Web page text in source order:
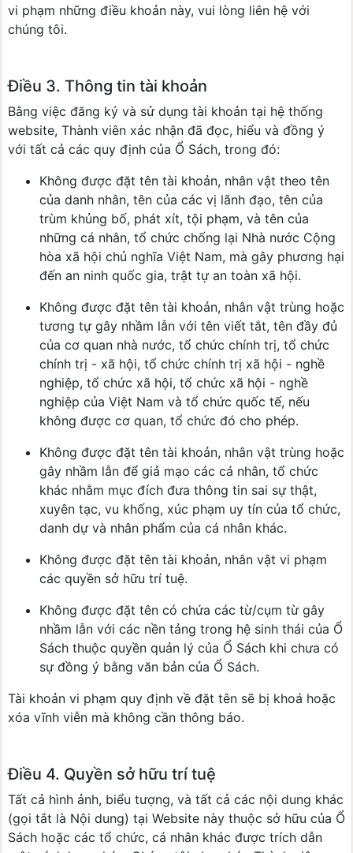
vi phạm những điều khoản này, vui lòng liên hệ với
chúng tôi.
Điều 3. Thông tin tài khoản
Bằng việc đăng ký và sử dụng tài khoản tại hệ thống
website, Thành viên xác nhận đã đọc, hiểu và đồng ý
với tất cả các quy định của Ổ Sách, trong đó:
Không được đặt tên tài khoản, nhân vật theo tên
của danh nhân, tên của các vị lãnh đạo, tên của
trùm khủng bố, phát xít, tội phạm, và tên của
những cá nhân, tổ chức chống lại Nhà nước Cộng
hòa xã hội chủ nghĩa Việt Nam, mà gây phương hại
đến an ninh quốc gia, trật tự an toàn xã hội.
Không được đặt tên tài khoản, nhân vật trùng hoặc
tương tự gây nhầm lẫn với tên viết tắt, tên đầy đủ
của cơ quan nhà nước, tổ chức chính trị, tổ chức
chính trị - xã hội, tổ chức chính trị xã hội - nghề
nghiệp, tổ chức xã hội, tổ chức xã hội - nghề
nghiệp của Việt Nam và tổ chức quốc tế, nếu
không được cơ quan, tổ chức đó cho phép.
Không được đặt tên tài khoản, nhân vật trùng hoặc
gây nhầm lẫn để giả mạo các cá nhân, tổ chức
khác nhằm mục đích đưa thông tin sai sự thật,
xuyên tạc, vu khống, xúc phạm uy tín của tổ chức,
danh dự và nhân phẩm của cá nhân khác.
Không được đặt tên tài khoản, nhân vật vi phạm
các quyền sở hữu trí tuệ.
Không được đặt tên có chứa các từ/cụm từ gây
nhầm lẫn với các nền tảng trong hệ sinh thái của Ổ
Sách thuộc quyền quản lý của Ổ Sách khi chưa có
sự đồng ý bằng văn bản của Ổ Sách.
Tài khoản vi phạm quy định về đặt tên sẽ bị khoá hoặc
xóa vĩnh viễn mà không cần thông báo.
Điều 4. Quyền sở hữu trí tuệ
Tất cả hình ảnh, biểu tượng, và tất cả các nội dung khác
(gọi tắt là Nội dung) tại Website này thuộc sở hữu của Ổ
Sách hoặc các tổ chức, cá nhân khác được trích dẫn